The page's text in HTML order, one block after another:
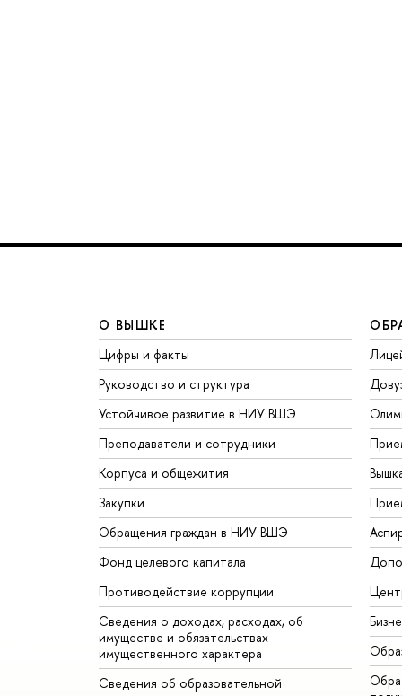
О ВЫШКЕ
Цифры и факты
Руководство и структура
Устойчивое развитие в НИУ ВШЭ
Преподаватели и сотрудники
Корпуса и общежития
Закупки
Обращения граждан в НИУ ВШЭ
Фонд целевого капитала
Противодействие коррупции
Сведения о доходах, расходах, об
имуществе и обязательствах
имущественного характера
Сведения об образовательной